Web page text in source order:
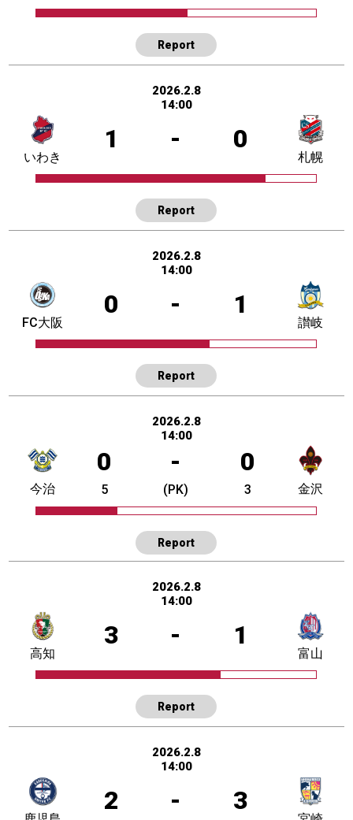
Report
2026.2.8
14:00
1 - 0
いわき 札幌
Report
2026.2.8
14:00
0 - 1
FC大阪 讃岐
Report
2026.2.8
14:00
0 - 0
今治 5 (PK) 3 金沢
Report
2026.2.8
14:00
3 - 1
高知 富山
Report
2026.2.8
14:00
2 - 3